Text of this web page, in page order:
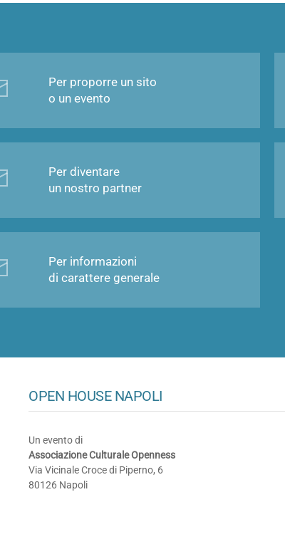
Per proporre un sito
o un evento
Per diventare
un nostro partner
Per informazioni
di carattere generale
OPEN HOUSE NAPOLI
Un evento di
Associazione Culturale Openness
Via Vicinale Croce di Piperno, 6
80126 Napoli